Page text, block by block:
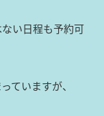
い日程も予約可
ていますが、